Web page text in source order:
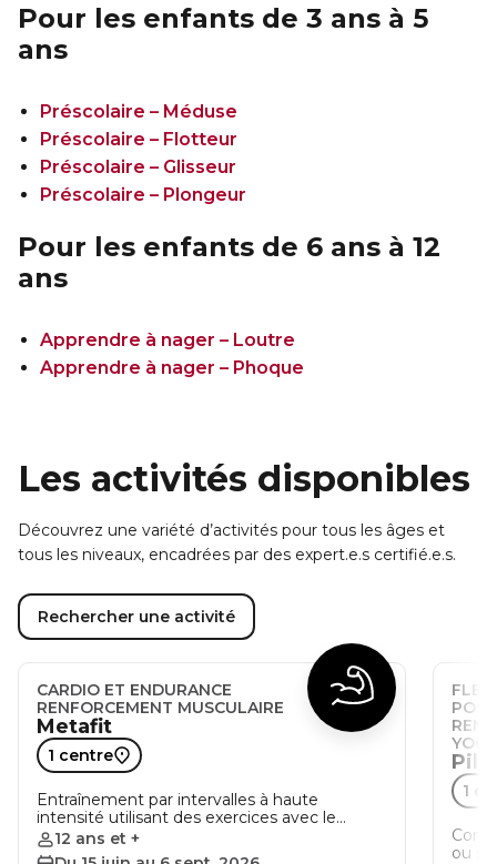
Pour les enfants de 3 ans à 5
ans
Préscolaire – Méduse
Préscolaire – Flotteur
Préscolaire – Glisseur
Préscolaire – Plongeur
Pour les enfants de 6 ans à 12
ans
Apprendre à nager – Loutre
Apprendre à nager – Phoque
Les activités disponibles
Découvrez une variété d’activités pour tous les âges et
tous les niveaux, encadrées par des expert.e.s certifié.e.s.
Rechercher une activité
CARDIO ET ENDURANCE
RENFORCEMENT MUSCULAIRE
Metafit
1 centre
Entraînement par intervalles à haute
intensité utilisant des exercices avec le…
12 ans et +
1
ou